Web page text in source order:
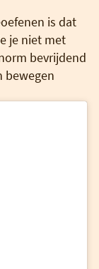
is dat
je niet met
bevrijdend
bewegen